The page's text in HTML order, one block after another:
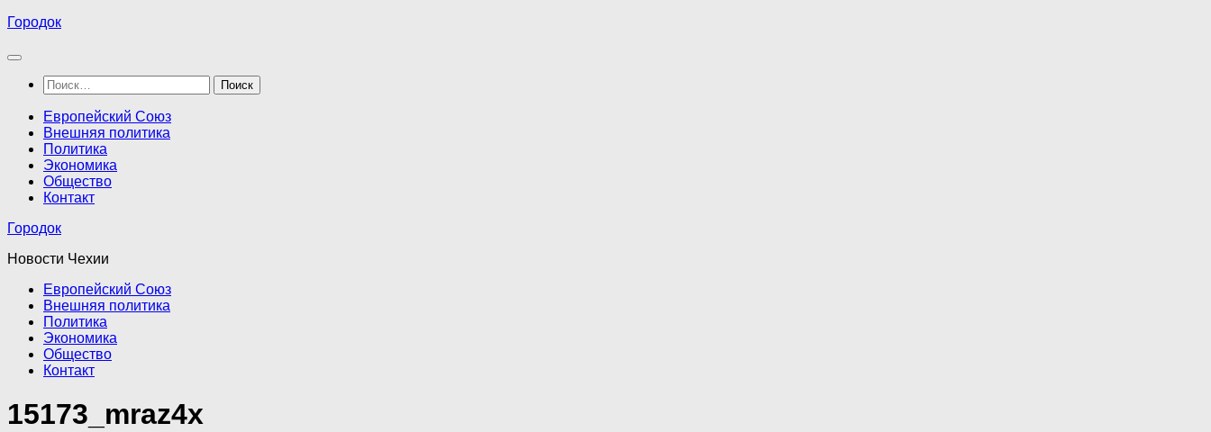
Перейти
содержимому
Городок
Найти:
Европейский Союз
Внешняя политика
Политика
Экономика
Общество
Контакт
Городок
Новости Чехии
Европейский Союз
Внешняя политика
Политика
Экономика
Общество
Контакт
15173_mraz4x